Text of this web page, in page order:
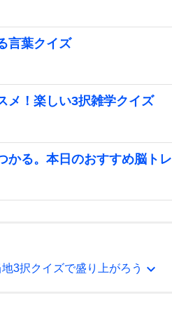
言葉クイズ
メ！楽しい3択雑学クイズ
かる。本日のおすすめ脳トレ
3択クイズで盛り上がろう expand_more